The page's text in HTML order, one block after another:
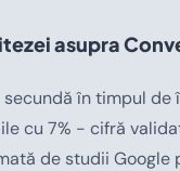
asupra
secundă în timpul de
cu 7% - cifră
de studii Google